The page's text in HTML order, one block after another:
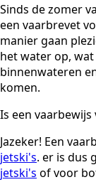
Sinds de zomer
een vaarbrevet
manier gaan
het water op,
binnenwateren
komen.
Is een
Jazeker! Een
jetski's. er is dus
jetski's of voor